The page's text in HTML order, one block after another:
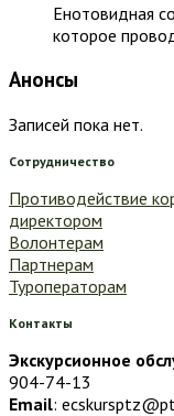
Енотовидная
которое
Анонсы
Записей пока нет.
Сотрудничество
Противодействие
директором
Волонтерам
Партнерам
Туроператорам
Контакты
Экскурсионное
904-74-13
Email: